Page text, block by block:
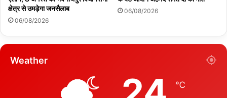
क्षेत्र से उमड़ेगा जनसैलाब
06/08/2026
06/08/2026
Weather
℃